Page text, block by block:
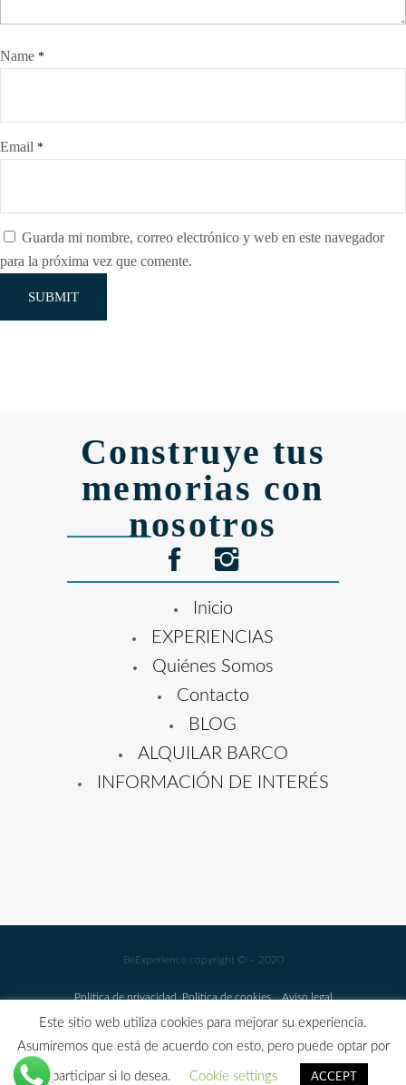
Name *
Email *
Guarda mi nombre, correo electrónico y web en este navegador
para la próxima vez que comente.
Construye tus
memorias con
nosotros
Inicio
EXPERIENCIAS
Quiénes Somos
Contacto
BLOG
ALQUILAR BARCO
INFORMACIÓN DE INTERÉS
BeExperience copyright © – 2020
Politica de privacidad Politica de cookiesAviso legal
Este sitio web utiliza cookies para mejorar su experiencia.
Asumiremos que está de acuerdo con esto, pero puede optar por
no participar si lo desea. Cookie settings ACCEPT
GARANTIA COVID FREE Y CANCELACIÓN FLEXIBLE EN
TODAS NUESTRAS ACTIVIDADES (HASTA 1 MES ANTES DEL